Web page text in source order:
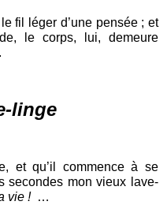
fil léger d’une pensée ; et
le corps, lui, demeure
linge
et qu’il commence à se
secondes mon vieux lave-
vie !…